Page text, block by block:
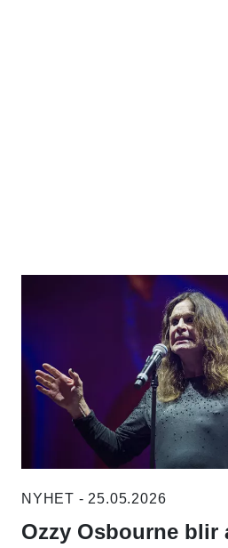
NYHET - 25.05.2026
Ozzy Osbourne blir